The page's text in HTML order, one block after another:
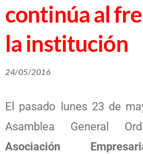
continúa al
la institución
24/05/2016
El pasado lunes 23 de
Asamblea General
Asociación